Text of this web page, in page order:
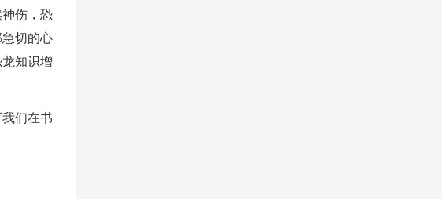
伤，恐
切的心
知识增
们在书